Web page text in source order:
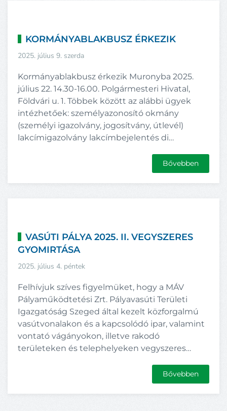
KORMÁNYABLAKBUSZ ÉRKEZIK
2025. július 9. szerda
Kormányablakbusz érkezik Muronyba 2025.
július 22. 14.30-16.00. Polgármesteri Hivatal,
Földvári u. 1. Többek között az alábbi ügyek
intézhetőek: személyazonosító okmány
(személyi igazolvány, jogosítvány, útlevél)
lakcímigazolvány lakcímbejelentés di…
Bővebben
VASÚTI PÁLYA 2025. II. VEGYSZERES
GYOMIRTÁSA
2025. július 4. péntek
Felhívjuk szíves figyelmüket, hogy a MÁV
Pályaműködtetési Zrt. Pályavasúti Területi
Igazgatóság Szeged által kezelt közforgalmú
vasútvonalakon és a kapcsolódó ipar, valamint
vontató vágányokon, illetve rakodó
területeken és telephelyeken vegyszeres…
Bővebben